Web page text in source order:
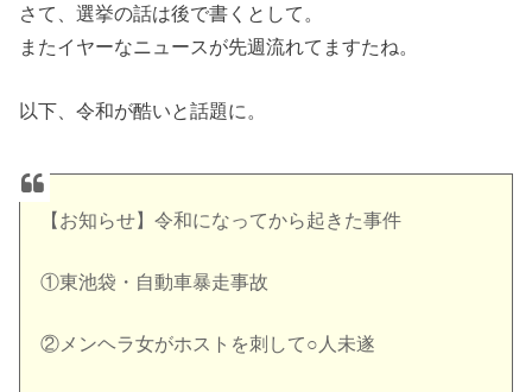
さて、選挙の話は後で書くとして。
またイヤーなニュースが先週流れてますたね。
以下、令和が酷いと話題に。
【お知らせ】令和になってから起きた事件
①東池袋・自動車暴走事故
②メンヘラ女がホストを刺して○人未遂